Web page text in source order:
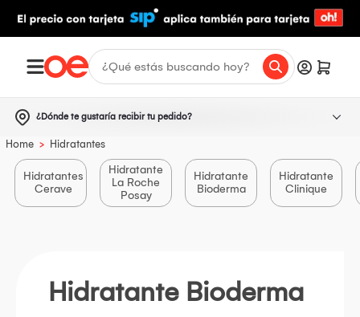
¿Dónde te gustaría recibir tu pedido?
Home > Hidratantes
Hidratantes
Cerave
Hidratante
La Roche
Posay
Hidratante
Bioderma
Hidratante
Clinique
Hidratante Bioderma